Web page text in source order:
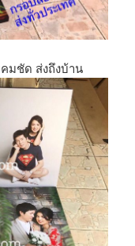
มชัด ส่งถึงบ้าน